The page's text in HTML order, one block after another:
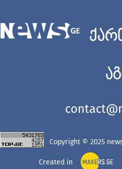
Copyright © 2025
Created in